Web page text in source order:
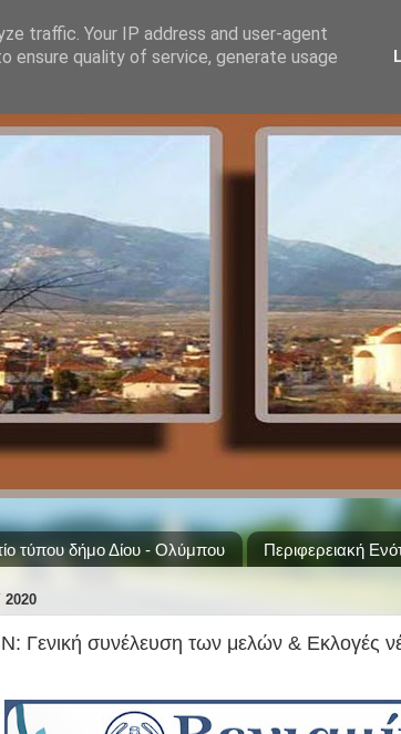
τύπου δήμο Δίου - Ολύμπου Περιφερειακή
Γενική συνέλευση των μελών & Εκλογές
traffic. Your IP address and user-agent
ensure quality of service, generate usage